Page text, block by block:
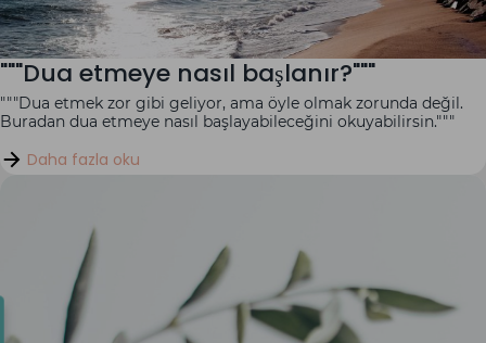
"""Dua etmeye nasıl başlanır?"""
"""Dua etmek zor gibi geliyor, ama öyle olmak zorunda değil.
Buradan dua etmeye nasıl başlayabileceğini okuyabilirsin."""
Daha fazla oku